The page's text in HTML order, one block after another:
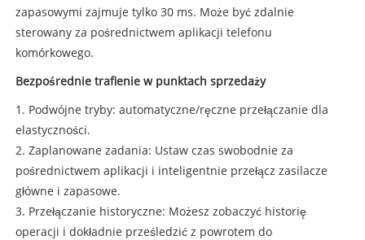
zapasowymi zajmuje tylko 30 ms. Może być zdalnie
sterowany za pośrednictwem aplikacji telefonu
komórkowego.
Bezpośrednie trafienie w punktach sprzedaży
1. Podwójne tryby: automatyczne/ręczne przełączanie dla
elastyczności.
2. Zaplanowane zadania: Ustaw czas swobodnie za
pośrednictwem aplikacji i inteligentnie przełącz zasilacze
główne i zapasowe.
3. Przełączanie historyczne: Możesz zobaczyć historię
operacji i dokładnie prześledzić z powrotem do